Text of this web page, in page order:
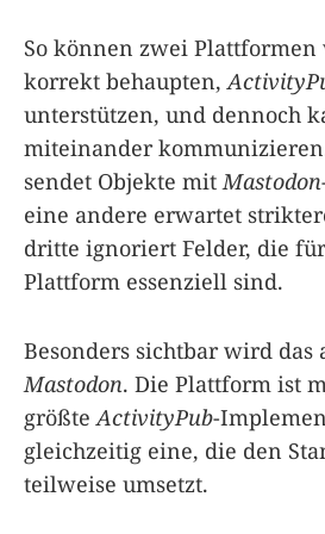
So können zwei
korrekt behaupten,
unterstützen, und dennoch
miteinander
sendet Objekte mit Mastodon
eine andere erwartet
dritte ignoriert Felder, die
Plattform essenziell sind.
Besonders sichtbar wird das
Mastodon. Die Plattform ist
größte ActivityPub-
gleichzeitig eine, die den
teilweise umsetzt.